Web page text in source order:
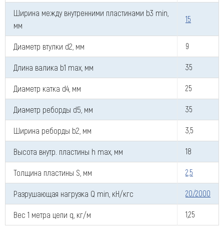
Ширина между внутренними пластинами b3 min,
мм
15
Диаметр втулки d2, мм 9
Длина валика b1 max, мм 35
Диаметр катка d4, мм 25
Диаметр реборды d5, мм 35
Ширина реборды b2, мм 3,5
Высота внутр. пластины h max, мм 18
Толщина пластины S, мм 2,5
Разрушающая нагрузка Q min, кН/кгс 20/2000
Вес 1 метра цепи q, кг/м 1,25